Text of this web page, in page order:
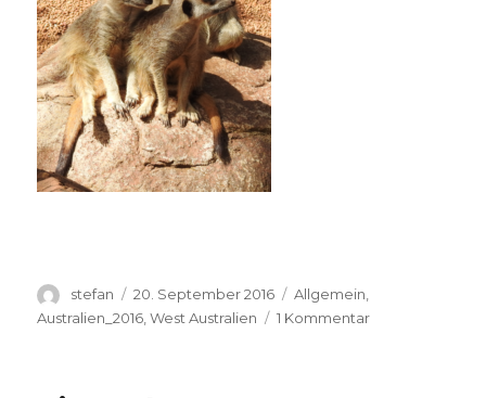
Autor
stefan
Veröffentlicht
am
20. September 2016 Kategorien
Allgemein,
Australien_2016 ,West Australien 1 Kommentarzu